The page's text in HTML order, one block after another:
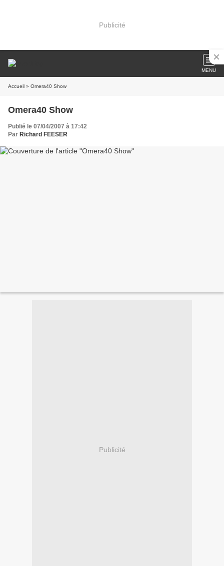
Publicité
MENU
Accueil » Omera40 Show
Omera40 Show
Publié le 07/04/2007 à 17:42
Par Richard FEESER
Publicité